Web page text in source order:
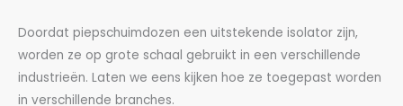
Doordat piepschuimdozen een uitstekende isolator zijn,
worden ze op grote schaal gebruikt in een verschillende
industrieën. Laten we eens kijken hoe ze toegepast worden
in verschillende branches.